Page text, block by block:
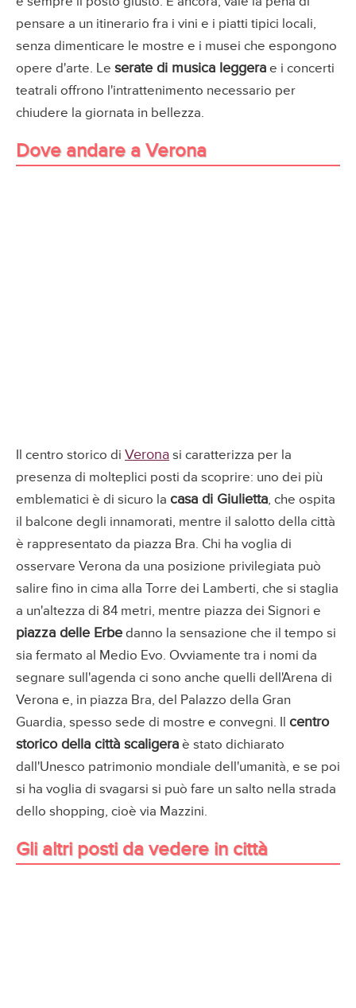
pensare a un itinerario fra i vini e i piatti tipici locali,
senza dimenticare le mostre e i musei che espongono
opere d'arte. Le serate di musica leggera e i concerti
teatrali offrono l'intrattenimento necessario per
chiudere la giornata in bellezza.
Dove andare a Verona
Il centro storico di Verona si caratterizza per la
presenza di molteplici posti da scoprire: uno dei più
emblematici è di sicuro la casa di Giulietta, che ospita
il balcone degli innamorati, mentre il salotto della città
è rappresentato da piazza Bra. Chi ha voglia di
osservare Verona da una posizione privilegiata può
salire fino in cima alla Torre dei Lamberti, che si staglia
a un'altezza di 84 metri, mentre piazza dei Signori e
piazza delle Erbe danno la sensazione che il tempo si
sia fermato al Medio Evo. Ovviamente tra i nomi da
segnare sull'agenda ci sono anche quelli dell'Arena di
Verona e, in piazza Bra, del Palazzo della Gran
Guardia, spesso sede di mostre e convegni. Il centro
storico della città scaligera è stato dichiarato
dall'Unesco patrimonio mondiale dell'umanità, e se poi
si ha voglia di svagarsi si può fare un salto nella strada
dello shopping, cioè via Mazzini.
Gli altri posti da vedere in città